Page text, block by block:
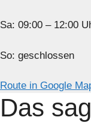
Sa: 09:00 – 12:00
So: geschlossen
Route in Google
Das